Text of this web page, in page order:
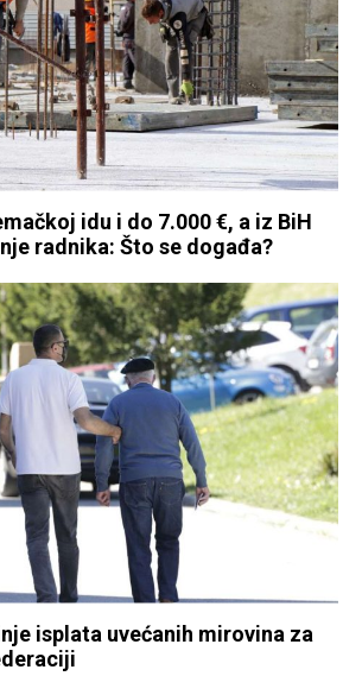
idu i do 7.000 €, a iz BiH
radnika: Što se događa?
isplata uvećanih mirovina za